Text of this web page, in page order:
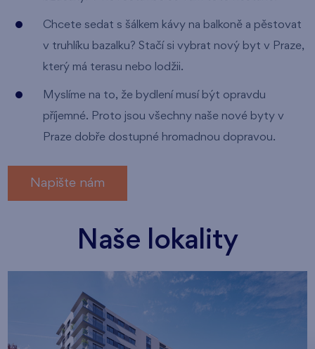
Chcete sedat s šálkem kávy na balkoně a pěstovat
v truhlíku bazalku? Stačí si vybrat nový byt v Praze,
který má terasu nebo lodžii.
Myslíme na to, že bydlení musí být opravdu
příjemné. Proto jsou všechny naše nové byty v
Praze dobře dostupné hromadnou dopravou.
Napište nám
Naše lokality